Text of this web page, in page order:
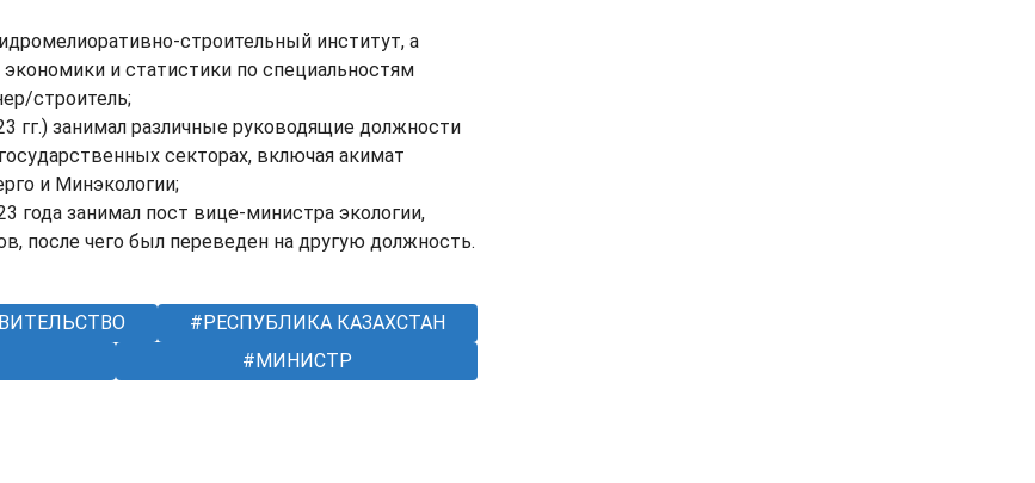
строительный институт, а
и статистики по специальностям
строитель;
гг.) занимал различные руководящие должности
секторах, включая акимат
и Минэкологии;
года занимал пост вице-министра экологии,
после чего был переведен на другую должность.
РЕСПУБЛИКА КАЗАХСТАН
МИНИСТР